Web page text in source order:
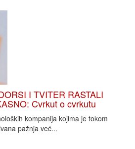
I TVITER RASTALI
Cvrkut o cvrkutu
kompanija kojima je tokom
pažnja već...